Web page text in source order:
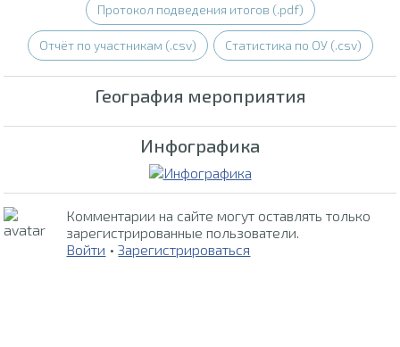
Протокол подведения итогов (.pdf)
Отчёт по участникам (.csv) Статистика по ОУ (.csv)
География мероприятия
Инфографика
Комментарии на сайте могут оставлять только
зарегистрированные пользователи.
Войти •Зарегистрироваться